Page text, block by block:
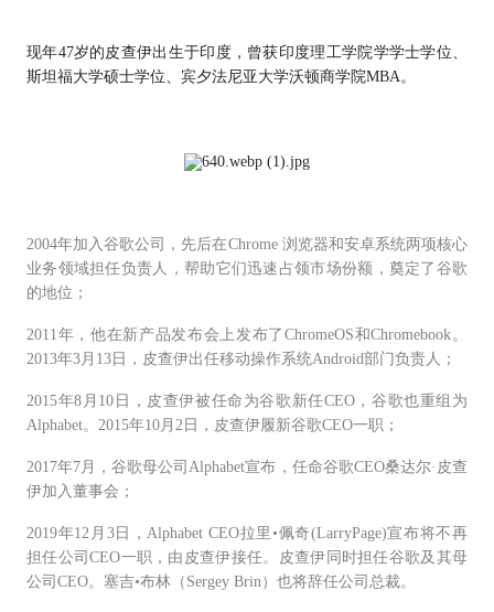
现年47岁的皮查伊出生于印度，曾获印度理工学院学学士学位、
斯坦福大学硕士学位、宾夕法尼亚大学沃顿商学院MBA。
2004年加入谷歌公司，先后在Chrome 浏览器和安卓系统两项核心
业务领域担任负责人，帮助它们迅速占领市场份额，奠定了谷歌
的地位；
2011年，他在新产品发布会上发布了ChromeOS和Chromebook。
2013年3月13日，皮查伊出任移动操作系统Android部门负责人；
2015年8月10日，皮查伊被任命为谷歌新任CEO，谷歌也重组为
Alphabet。2015年10月2日，皮查伊履新谷歌CEO一职；
2017年7月，谷歌母公司Alphabet宣布，任命谷歌CEO桑达尔·皮查
伊加入董事会；
2019年12月3日，Alphabet CEO拉里•佩奇(LarryPage)宣布将不再
担任公司CEO一职，由皮查伊接任。皮查伊同时担任谷歌及其母
公司CEO。塞吉•布林（Sergey Brin）也将辞任公司总裁。